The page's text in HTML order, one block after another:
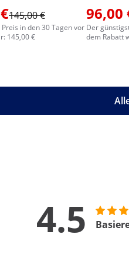
145,00 €
in den 30 Tagen vor
145,00 €
96,00
Der
dem Rabatt
4.5